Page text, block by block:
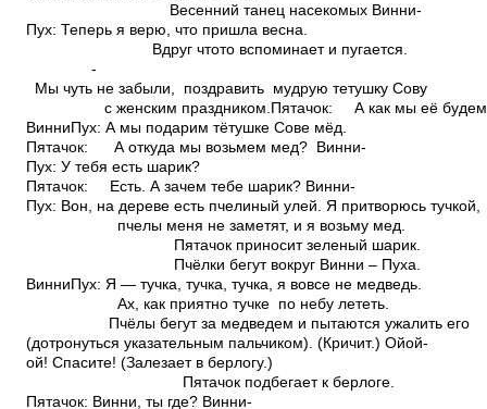
Весенний танец насекомых Винни­
Пух: Теперь я верю, что пришла весна.
Вдруг что­то вспоминает и пугается.
­
Мы чуть не забыли, поздравить мудрую тетушку Сову
с женским праздником.Пятачок: А как мы её будем
Винни­Пух: А мы подарим тётушке Сове мёд.
Пятачок: А откуда мы возьмем мед? Винни­
Пух: У тебя есть шарик?
Пятачок: Есть. А зачем тебе шарик? Винни­
Пух: Вон, на дереве есть пчелиный улей. Я притворюсь тучкой,
пчелы меня не заметят, и я возьму мед.
Пятачок приносит зеленый шарик.
Пчёлки бегут вокруг Винни – Пуха.
Винни­Пух: Я — тучка, тучка, тучка, я вовсе не медведь.
Ах, как приятно тучке по небу лететь.
Пчёлы бегут за медведем и пытаются ужалить его
(дотронуться указательным пальчиком). (Кричит.) Ой­ой­
ой! Спасите! (Залезает в берлогу.)
Пятачок подбегает к берлоге.
Пятачок: Винни, ты где? Винни­